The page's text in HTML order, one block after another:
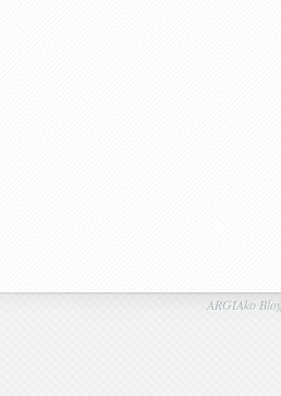
ARGIAko